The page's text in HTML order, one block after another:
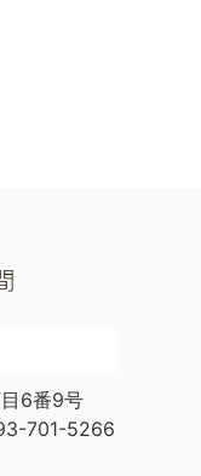
6番9号
701-5266